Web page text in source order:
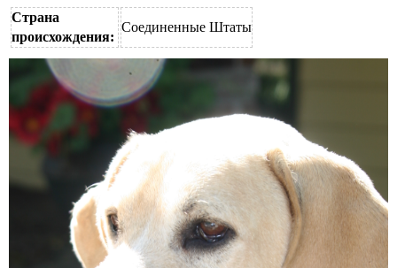
Страна
происхождения:
Соединенные Штаты